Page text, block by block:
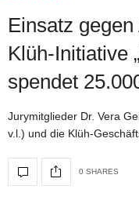
Einsatz
Klüh-Initiative
spendet
Jurymitglieder Dr. Vera
v.l.) und die Klüh-
0 SHARES